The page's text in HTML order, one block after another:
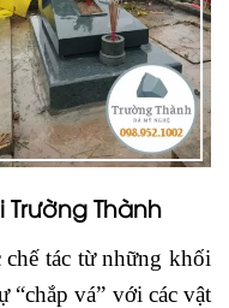
Thành
chế tác từ những khối
“chắp vá” với các vật